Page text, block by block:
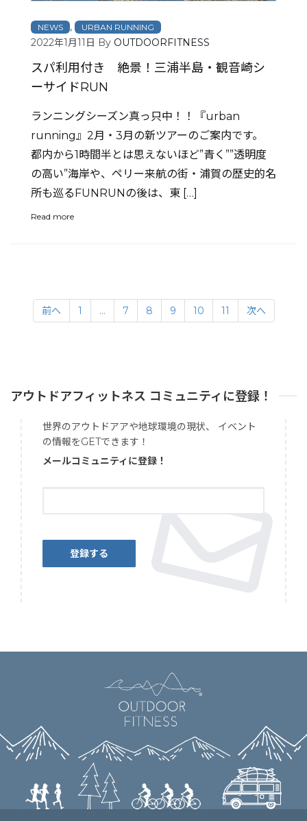
NEWS , URBAN RUNNING
2022年1月11日 By OUTDOORFITNESS
スパ利用付き 絶景！三浦半島・観音崎シ
ーサイドRUN
ランニングシーズン真っ只中！！『urban
running』2月・3月の新ツアーのご案内です。
都内から1時間半とは思えないほど”青く””透明度
の高い”海岸や、ペリー来航の街・浦賀の歴史的名
所も巡るFUNRUNの後は、東 […]
Read more
前へ 1 … 7 8 9 10 11 次へ
アウトドアフィットネス コミュニティに登録！
世界のアウトドアアや地球環境の現状、 イベント
の情報をGETできます！
メールコミュニティに登録！